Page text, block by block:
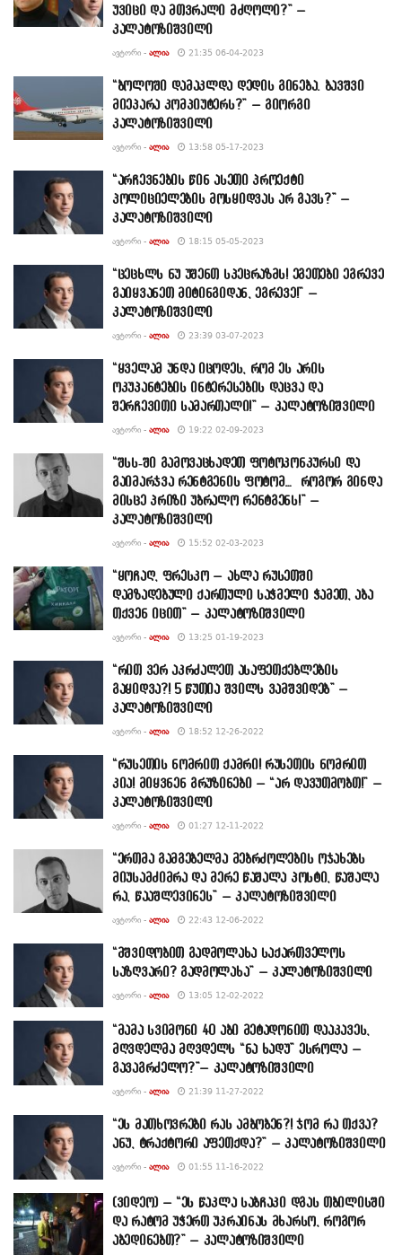
უვიცი და მთვრალი მძღოლი?” –
კალატოზიშვილი
ᲐᲕᲢᲝᲠᲘ - ᲐᲚᲘᲐ 21:35 06-04-2023
“ბოლოში დამაკლდა დედის გინება. ბავშვი
მიეპარა კომპიუტერს?” – გიორგი
კალატოზიშვილი
ᲐᲕᲢᲝᲠᲘ - ᲐᲚᲘᲐ 13:58 05-17-2023
“არჩევნების წინ ასეთი პროექტი
პოლიციელების მოსყიდვას არ გავს?” –
კალატოზიშვილი
ᲐᲕᲢᲝᲠᲘ - ᲐᲚᲘᲐ 18:15 05-05-2023
“ცეცხლს ნუ უშენთ სპეცრაზმს! ეგეთები ეგრევე
გაიყვანეთ მიტინგიდან, ეგრევე!” –
კალატოზიშვილი
ᲐᲕᲢᲝᲠᲘ - ᲐᲚᲘᲐ 23:39 03-07-2023
“ყველამ უნდა იცოდეს, რომ ეს არის
ოკუპანტების ინტერესების დაცვა და
შერჩევითი სამართალი!” – კალატოზიშვილი
ᲐᲕᲢᲝᲠᲘ - ᲐᲚᲘᲐ 19:22 02-09-2023
“შსს-ში გამოვაცხადეთ ფოტოკონკურსი და
გაიმარჯვა რენტგენის ფოტომ… როგორ გინდა
მისცე პრიზი უბრალო რენტგენს!” –
კალატოზიშვილი
ᲐᲕᲢᲝᲠᲘ - ᲐᲚᲘᲐ 15:52 02-03-2023
“ყოჩაღ, ფრესკო – ახლა რუსეთში
დამზადებული ქართული საჭმელი ჭამეთ, აბა
თქვენ იცით” – კალატოზიშვილი
ᲐᲕᲢᲝᲠᲘ - ᲐᲚᲘᲐ 13:25 01-19-2023
“რით ვერ აკრძალეთ ასაფეთქებლების
გაყიდვა?! 5 წუთია შვილს ვამშვიდებ” –
კალატოზიშვილი
ᲐᲕᲢᲝᲠᲘ - ᲐᲚᲘᲐ 18:52 12-26-2022
“რუსეთის ნომრით ქამრი! რუსეთის ნომრით
კია! მიყვნენ გრუზინები – “არ დავუთმობთ!” –
კალატოზიშვილი
ᲐᲕᲢᲝᲠᲘ - ᲐᲚᲘᲐ 01:27 12-11-2022
“ერთმა გამგებელმა მებრძოლების ოჯახებს
მიუსამძიმრა და მერე წაშალა პოსტი, წაშალა
რა, წააშლევინეს” – კალატოზიშვილი
ᲐᲕᲢᲝᲠᲘ - ᲐᲚᲘᲐ 22:43 12-06-2022
“მშვიდობით გადმოლახა საქართველოს
საზღვარი? გადმოლახა” – კალატოზიშვილი
ᲐᲕᲢᲝᲠᲘ - ᲐᲚᲘᲐ 13:05 12-02-2022
“მამა სვიმონი 40 აბი მეტადონით დააკავეს,
მღვდელმა მღვდელს “ნა ხადუ” ესროლა –
გავაგრძელო?”– კალატოზიშვილი
ᲐᲕᲢᲝᲠᲘ - ᲐᲚᲘᲐ 21:39 11-27-2022
“ეს მათხოვრები რას ამბობენ?! ჯომ რა თქვა?
ანუ, ტრაქტორი აფეთქდა?” – კალატოზიშვილი
ᲐᲕᲢᲝᲠᲘ - ᲐᲚᲘᲐ 01:55 11-16-2022
(ვიდეო) – “ეს წაკლა საბჩაკი დგას თბილისში
და რატომ უჭერთ უკრაინას მხარსო, როგორ
აბედინებთ?” – კალატოზიშვილი